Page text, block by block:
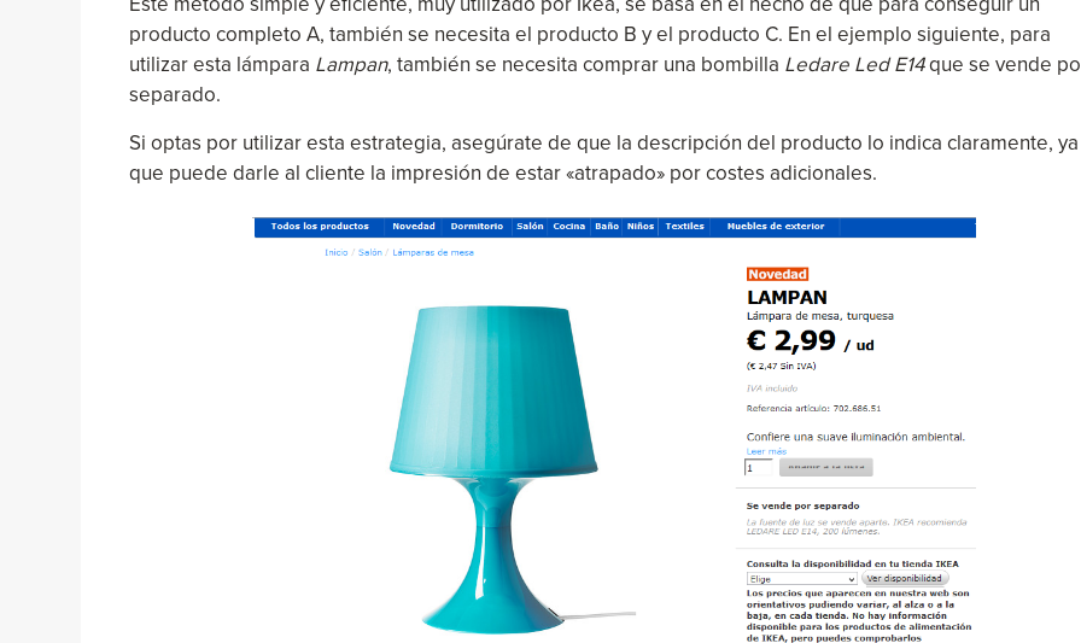
producto completo A, también se necesita el producto B y el producto C. En el ejemplo siguiente, para
utilizar esta lámpara Lampan, también se necesita comprar una bombilla Ledare Led E14que se vende
separado.
Si optas por utilizar esta estrategia, asegúrate de que la descripción del producto lo indica claramente, ya
que puede darle al cliente la impresión de estar «atrapado» por costes adicionales.